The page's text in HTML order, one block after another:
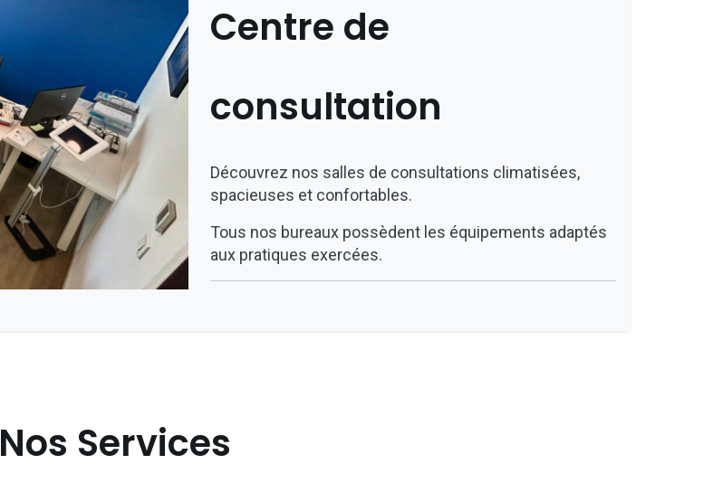
Centre de
consultation
Découvrez nos salles de consultations climatisées,
spacieuses et confortables.
Tous nos bureaux possèdent les équipements adaptés
aux pratiques exercées.
Nos Services